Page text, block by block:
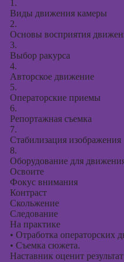
1.
Виды движения камеры
2.
Основы восприятия
3.
Выбор ракурса
4.
Авторское движение
5.
Операторские приемы
6.
Репортажная съемка
7.
Стабилизация изображения
8.
Оборудование для
Освоите
Фокус внимания
Контраст
Скольжение
Следование
На практике
• Отработка операторских
• Съемка сюжета.
Наставник оценит